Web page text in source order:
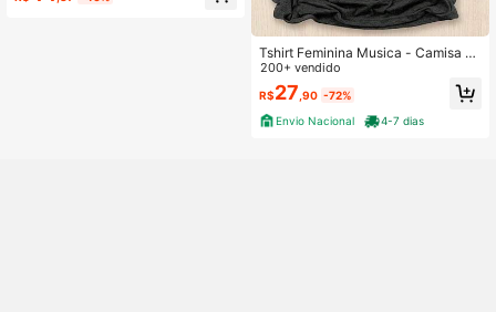
Tshirt Feminina Musica - Camisa St
reetwear Unissex 100% Algodão Pl
us Size
200+ vendido
R$27 ,90 -72%
Envio Nacional
4-7 dias